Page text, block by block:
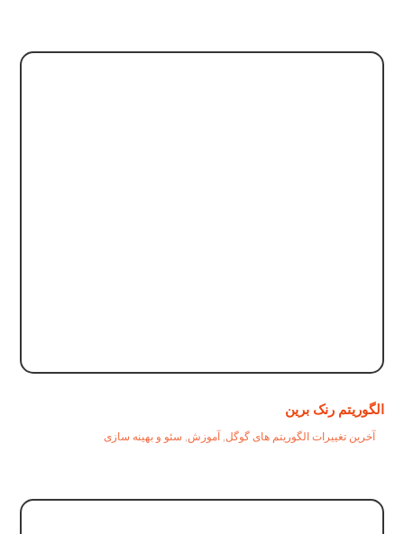
الگوریتم رنک برین
آخرین تغییرات الگوریتم های گوگل, آموزش, سئو و بهینه سازی